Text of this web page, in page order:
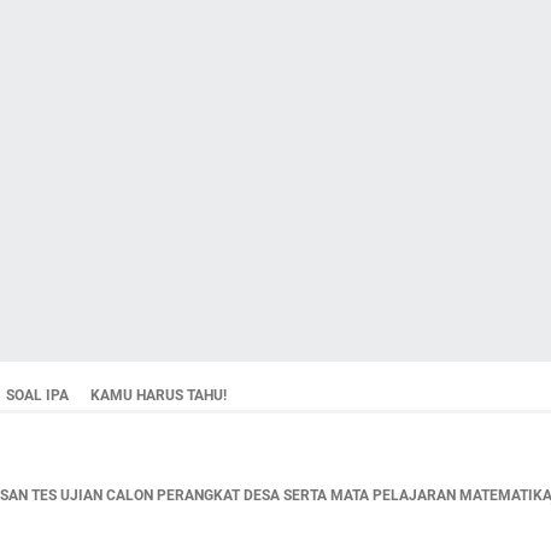
SOAL IPA KAMU HARUS TAHU!
TES UJIAN CALON PERANGKAT DESA SERTA MATA PELAJARAN